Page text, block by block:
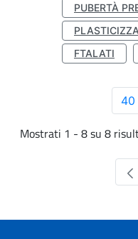
PUBERTÀ
FTALATI
40
Mostrati 1 - 8 su 8